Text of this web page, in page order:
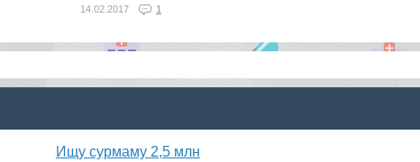
14.02.2017 1
Ищу сурмаму 2,5 млн